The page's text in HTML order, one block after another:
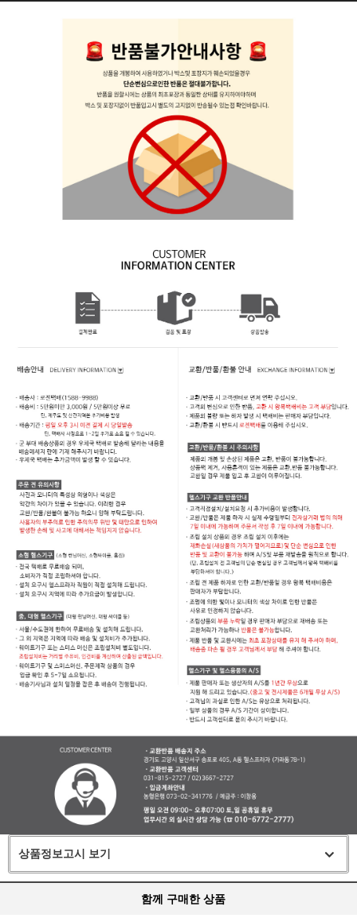
상품정보고시 보기
함께 구매한 상품